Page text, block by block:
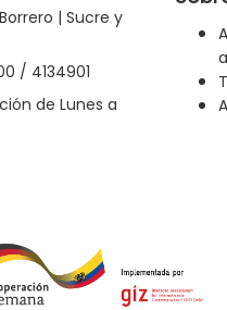
| Sucre y
/ 4134901
de Lunes a